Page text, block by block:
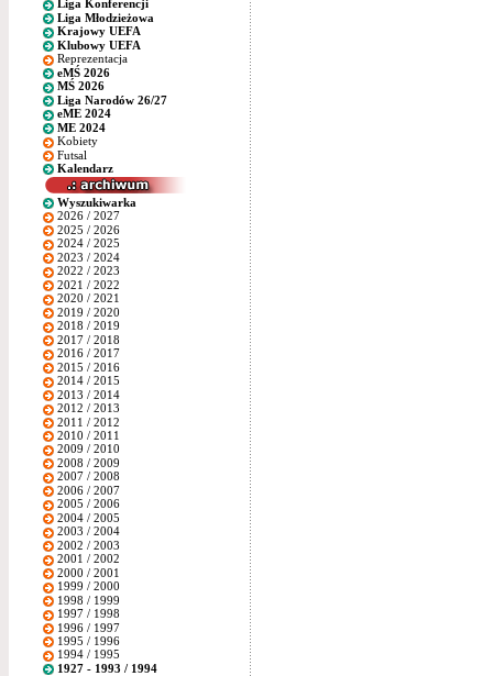
Liga Konferencji
Liga Młodzieżowa
Krajowy UEFA
Klubowy UEFA
Reprezentacja
eMŚ 2026
MŚ 2026
Liga Narodów 26/27
eME 2024
ME 2024
Kobiety
Futsal
Kalendarz
Wyszukiwarka
2026 / 2027
2025 / 2026
2024 / 2025
2023 / 2024
2022 / 2023
2021 / 2022
2020 / 2021
2019 / 2020
2018 / 2019
2017 / 2018
2016 / 2017
2015 / 2016
2014 / 2015
2013 / 2014
2012 / 2013
2011 / 2012
2010 / 2011
2009 / 2010
2008 / 2009
2007 / 2008
2006 / 2007
2005 / 2006
2004 / 2005
2003 / 2004
2002 / 2003
2001 / 2002
2000 / 2001
1999 / 2000
1998 / 1999
1997 / 1998
1996 / 1997
1995 / 1996
1994 / 1995
1927 - 1993 / 1994